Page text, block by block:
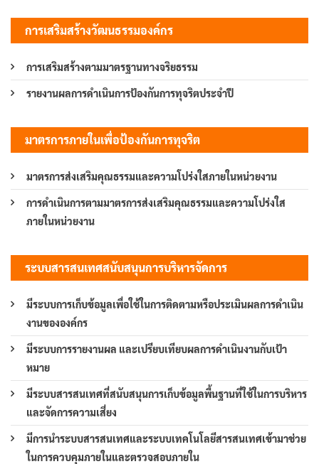
การเสริมสร้างวัฒนธรรมองค์กร
การเสริมสร้างตามมาตรฐานทางจริยธรรม
รายงานผลการดำเนินการป้องกันการทุจริตประจำปี
มาตรการภายในเพื่อป้องกันการทุจริต
มาตรการส่งเสริมคุณธรรมและความโปร่งใสภายในหน่วยงาน
การดำเนินการตามมาตรการส่งเสริมคุณธรรมและความโปร่งใส
ภายในหน่วยงาน
ระบบสารสนเทศสนับสนุนการบริหารจัดการ
มีระบบการเก็บข้อมูลเพื่อใช้ในการติดตามหรือประเมินผลการดำเนิน
งานขององค์กร
มีระบบการรายงานผล และเปรียบเทียบผลการดำเนินงานกับเป้า
หมาย
มีระบบสารสนเทศที่สนับสนุนการเก็บข้อมูลพื้นฐานที่ใช้ในการบริหาร
และจัดการความเสี่ยง
มีการนำระบบสารสนเทศและระบบเทคโนโลยีสารสนเทศเข้ามาช่วย
ในการควบคุมภายในและตรวจสอบภายใน